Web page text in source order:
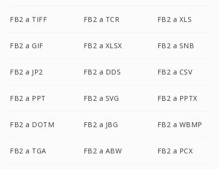
FB2 a TIFF FB2 a TCR FB2 a XLS
FB2 a GIF FB2 a XLSX FB2 a SNB
FB2 a JP2 FB2 a DDS FB2 a CSV
FB2 a PPT FB2 a SVG FB2 a PPTX
FB2 a DOTM FB2 a JBG FB2 a WBMP
FB2 a TGA FB2 a ABW FB2 a PCX